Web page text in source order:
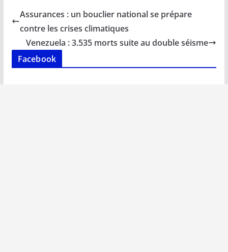
b
o
o
k
l s
A
p
e
dI
n
y
n
g
Assurances : un bouclier national se prépare
contre les crises climatiques
Venezuela : 3.535 morts suite au double séisme
Facebook